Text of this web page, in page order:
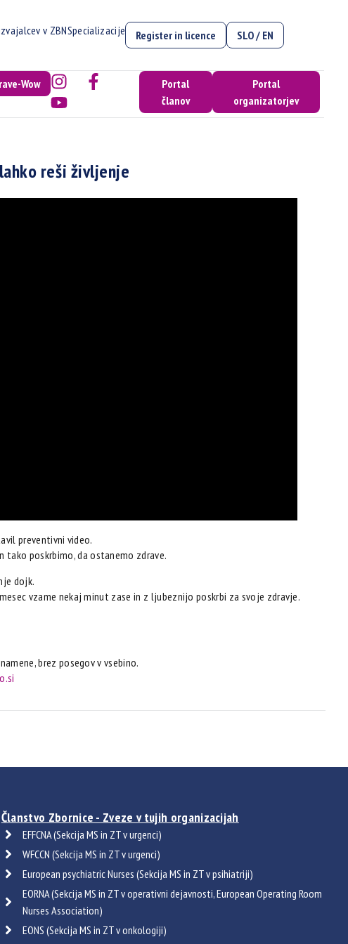
v ZBNSpecializacije Register in licence SLO / EN
Wow
Portal
članov
Portal
organizatorjev
reši življenje
preventivni video.
tako poskrbimo, da ostanemo zdrave.
dojk.
vzame nekaj minut zase in z ljubeznijo poskrbi za svoje zdravje.
brez posegov v vsebino.
Članstvo Zbornice - Zveze v tujih organizacijah
EFFCNA (Sekcija MS in ZT v urgenci)
WFCCN (Sekcija MS in ZT v urgenci)
European psychiatric Nurses (Sekcija MS in ZT v psihiatriji)
EORNA (Sekcija MS in ZT v operativni dejavnosti, European Operating Room
Nurses Association)
EONS (Sekcija MS in ZT v onkologiji)